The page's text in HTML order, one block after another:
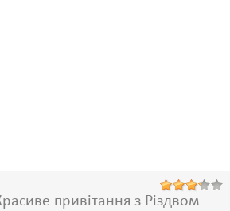
привітання з Різдвом